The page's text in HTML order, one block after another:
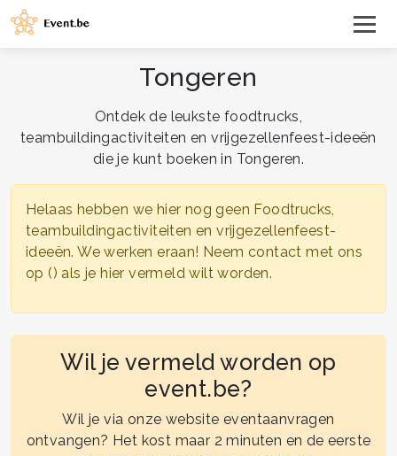
Tongeren
Ontdek de leukste foodtrucks,
teambuildingactiviteiten en vrijgezellenfeest-ideeën
die je kunt boeken in Tongeren.
Helaas hebben we hier nog geen Foodtrucks,
teambuildingactiviteiten en vrijgezellenfeest-
ideeën. We werken eraan! Neem contact met ons
op () als je hier vermeld wilt worden.
Wil je vermeld worden op
event.be?
Wil je via onze website eventaanvragen
ontvangen? Het kost maar 2 minuten en de eerste